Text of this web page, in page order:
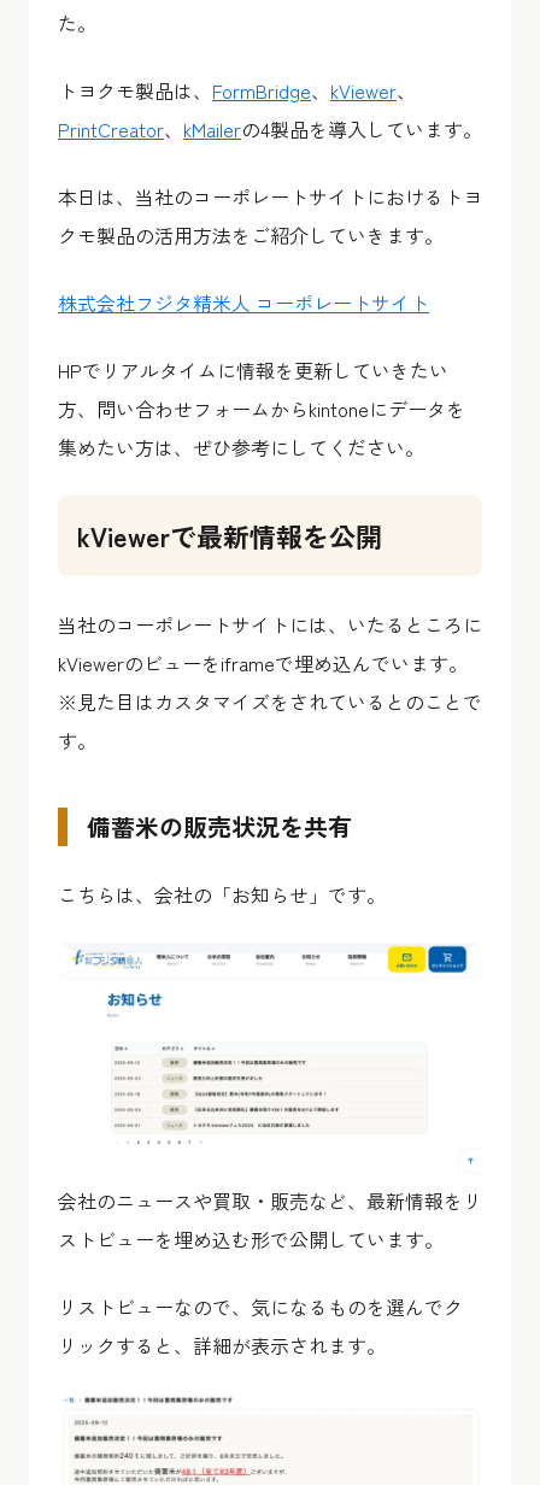
た。
トヨクモ製品は、 FormBridge、 kViewer、
PrintCreator、 kMailerの4製品を導入しています。
本日は、当社のコーポレートサイトにおけるトヨ
クモ製品の活用方法をご紹介していきます。
株式会社フジタ精米人 コーポレートサイト
HPでリアルタイムに情報を更新していきたい
方、問い合わせフォームからkintoneにデータを
集めたい方は、ぜひ参考にしてください。
kViewerで最新情報を公開
当社のコーポレートサイトには、いたるところに
kViewerのビューをiframeで埋め込んでいます。
※見た目はカスタマイズをされているとのことで
す。
備蓄米の販売状況を共有
こちらは、会社の「お知らせ」です。
会社のニュースや買取・販売など、最新情報をリ
ストビューを埋め込む形で公開しています。
リストビューなので、気になるものを選んでク
リックすると、詳細が表示されます。